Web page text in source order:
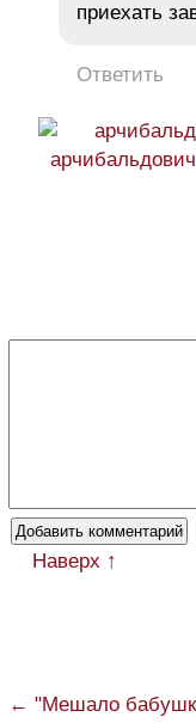
приехать
Ответить
Наверх ↑
← "Мешало